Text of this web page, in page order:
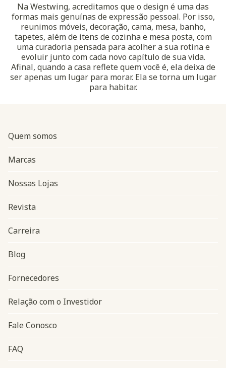
Na Westwing, acreditamos que o design é uma das
formas mais genuínas de expressão pessoal. Por isso,
reunimos móveis, decoração, cama, mesa, banho,
tapetes, além de itens de cozinha e mesa posta, com
uma curadoria pensada para acolher a sua rotina e
evoluir junto com cada novo capítulo de sua vida.
Afinal, quando a casa reflete quem você é, ela deixa de
ser apenas um lugar para morar. Ela se torna um lugar
para habitar.
Navegação do rodapé
Quem somos
Marcas
Nossas Lojas
Revista
Carreira
Blog
Fornecedores
Relação com o Investidor
Fale Conosco
FAQ